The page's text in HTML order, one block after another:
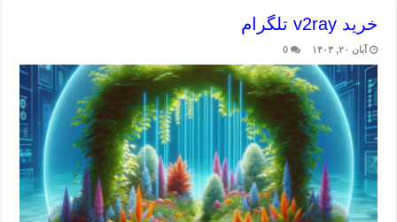
خرید v2ray تلگرام
آبان ۲۰, ۱۴۰۳ 0